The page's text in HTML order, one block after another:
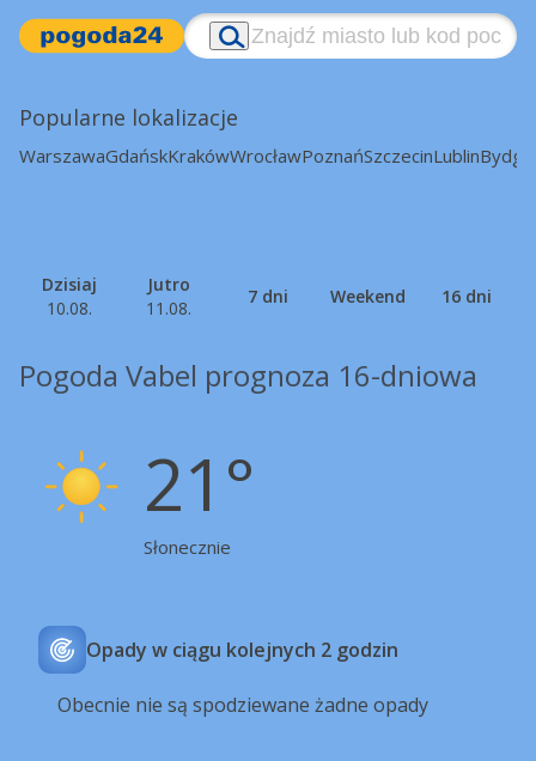
Popularne lokalizacje
WarszawaGdańskKrakówWrocławPoznańSzczecinLublin
Dzisiaj
10.08.
Jutro
11.08.
7 dni Weekend 16 dni
Pogoda Vabel prognoza 16-dniowa
21°
Słonecznie
Opady w ciągu kolejnych 2 godzin
Obecnie nie są spodziewane żadne opady